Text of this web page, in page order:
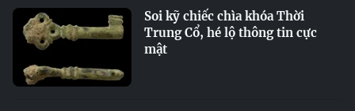
Soi kỹ chiếc chìa khóa Thời
Trung Cổ, hé lộ thông tin cực
mật